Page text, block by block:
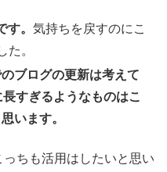
す。気持ちを戻すのにこ
た。
ブログの更新は考えて
すぎるようなものはこ
います。
ちも活用はしたいと思い